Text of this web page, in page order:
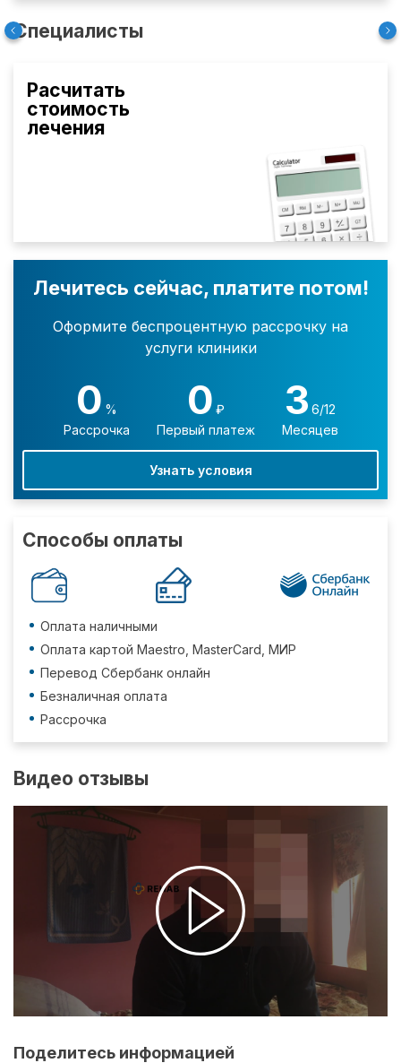
Специалисты
Расчитать
стоимость
лечения
Лечитесь сейчас, платите потом!
Оформите беспроцентную рассрочку на
услуги клиники
0 %
Рассрочка
0 ₽
Первый платеж
3 6/12
Месяцев
Узнать условия
Способы оплаты
Оплата наличными
Оплата картой Maestro, MasterCard, МИР
Перевод Сбербанк онлайн
Безналичная оплата
Рассрочка
Видео отзывы
Поделитесь информацией